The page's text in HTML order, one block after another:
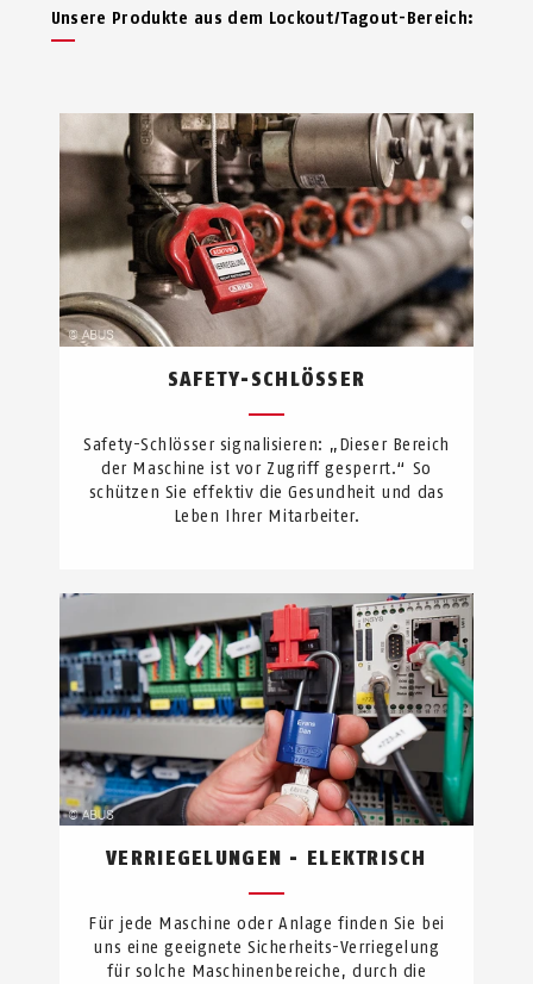
Unsere Produkte aus dem Lockout/Tagout-Bereich:
SAFETY-SCHLÖSSER
Safety-Schlösser signalisieren: „Dieser Bereich
der Maschine ist vor Zugriff gesperrt.“ So
schützen Sie effektiv die Gesundheit und das
Leben Ihrer Mitarbeiter.
VERRIEGELUNGEN - ELEKTRISCH
Für jede Maschine oder Anlage finden Sie bei
uns eine geeignete Sicherheits-Verriegelung
für solche Maschinenbereiche, durch die